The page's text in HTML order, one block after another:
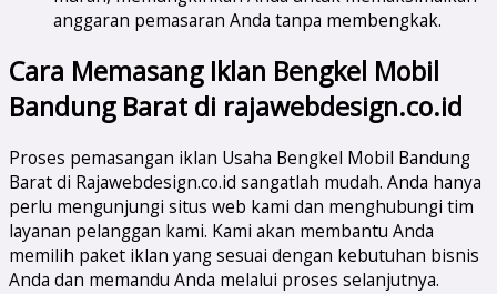
anggaran pemasaran Anda tanpa membengkak.
Cara Memasang Iklan Bengkel Mobil
Bandung Barat di rajawebdesign.co.id
Proses pemasangan iklan Usaha Bengkel Mobil Bandung
Barat di Rajawebdesign.co.id sangatlah mudah. Anda hanya
perlu mengunjungi situs web kami dan menghubungi tim
layanan pelanggan kami. Kami akan membantu Anda
memilih paket iklan yang sesuai dengan kebutuhan bisnis
Anda dan memandu Anda melalui proses selanjutnya.